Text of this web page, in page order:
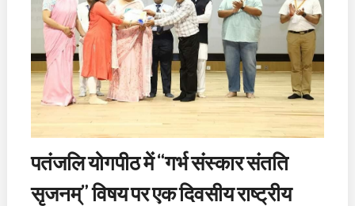
पतंजलि योगपीठ में “गर्भ संस्कार संतति
सृजनम्” विषय पर एक दिवसीय राष्ट्रीय